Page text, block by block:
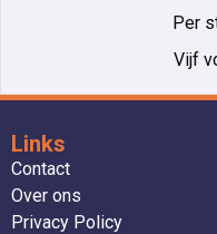
Per
Vijf
Links
Contact
Over ons
Privacy Policy